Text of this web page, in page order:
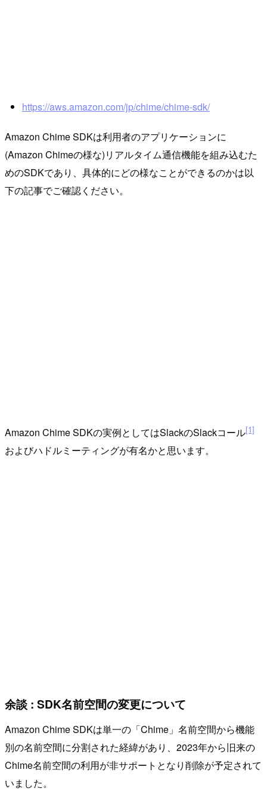
https://aws.amazon.com/jp/chime/chime-sdk/
Amazon Chime SDKは利用者のアプリケーションに
(Amazon Chimeの様な)リアルタイム通信機能を組み込むた
めのSDKであり、具体的にどの様なことができるのかは以
下の記事でご確認ください。
Amazon Chime SDKの実例としてはSlackのSlackコール[1]
およびハドルミーティングが有名かと思います。
余談 : SDK名前空間の変更について
Amazon Chime SDKは単一の「Chime」名前空間から機能
別の名前空間に分割された経緯があり、2023年から旧来の
Chime名前空間の利用が非サポートとなり削除が予定されて
いました。